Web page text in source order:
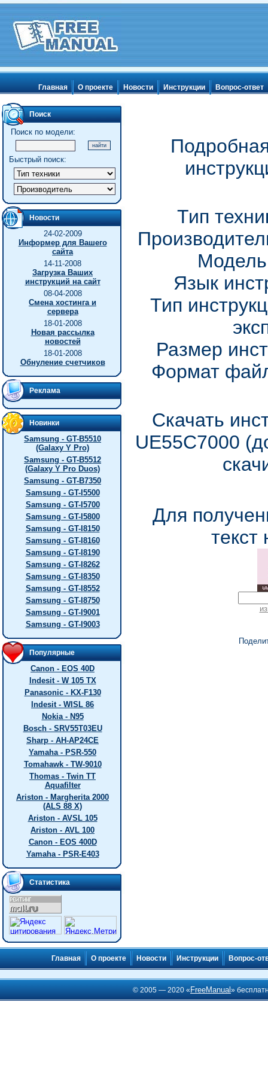
Главная О проекте Новости Инструкции Вопрос-ответ
Поиск
Поиск по модели:
Быстрый поиск:
Новости
24-02-2009
Информер для Вашего
сайта
14-11-2008
Загрузка Ваших
инструкций на сайт
08-04-2008
Смена хостинга и
сервера
18-01-2008
Новая рассылка
новостей
18-01-2008
Обнуление счетчиков
Реклама
Новинки
Samsung - GT-B5510
(Galaxy Y Pro)
Samsung - GT-B5512
(Galaxy Y Pro Duos)
Samsung - GT-B7350
Samsung - GT-I5500
Samsung - GT-I5700
Samsung - GT-I5800
Samsung - GT-I8150
Samsung - GT-I8160
Samsung - GT-I8190
Samsung - GT-I8262
Samsung - GT-I8350
Samsung - GT-I8552
Samsung - GT-I8750
Samsung - GT-I9001
Samsung - GT-I9003
Популярные
Canon - EOS 40D
Indesit - W 105 TX
Panasonic - KX-F130
Indesit - WISL 86
Nokia - N95
Bosch - SRV55T03EU
Sharp - AH-AP24CE
Yamaha - PSR-550
Tomahawk - TW-9010
Thomas - Twin TT
Aquafilter
Ariston - Margherita 2000
(ALS 88 X)
Ariston - AVSL 105
Ariston - AVL 100
Canon - EOS 400D
Yamaha - PSR-E403
Статистика
Тип
Язык
Тип
Размер
Формат
Скачать
UE55C7000
Для
текст
Главная О проекте Новости Инструкции Вопрос-
© 2005 — 2020 « FreeManual»